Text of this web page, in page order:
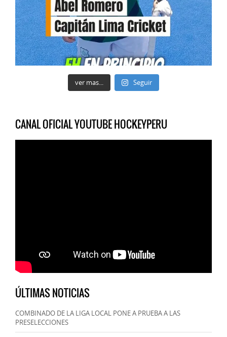
ver mas... Seguir
CANAL OFICIAL YOUTUBE HOCKEYPERU
ÚLTIMAS NOTICIAS
COMBINADO DE LA LIGA LOCAL PONE A PRUEBA A LAS
PRESELECCIONES